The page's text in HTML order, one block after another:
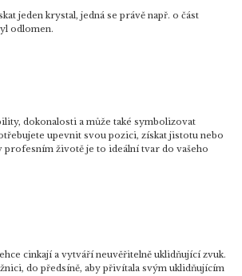
jeden krystal, jedná se právě např. o část
odlomen.
dokonalosti a může také symbolizovat
upevnit svou pozici, získat jistotu nebo
profesním životě je to ideální tvar do vašeho
cinkají a vytváří neuvěřitelně uklidňující zvuk.
do předsíně, aby přivítala svým uklidňujícím